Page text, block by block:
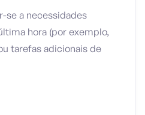
se a necessidades
hora (por exemplo,
tarefas adicionais de